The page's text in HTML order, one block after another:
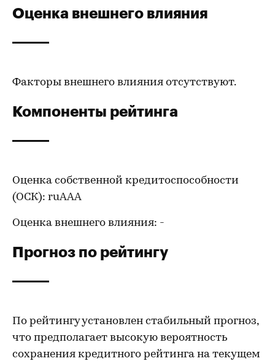
Оценка внешнего влияния
Факторы внешнего влияния отсутствуют.
Компоненты рейтинга
Оценка собственной кредитоспособности
(ОСК): ruАAA
Оценка внешнего влияния: -
Прогноз по рейтингу
По рейтингу установлен стабильный прогноз,
что предполагает высокую вероятность
сохранения кредитного рейтинга на текущем